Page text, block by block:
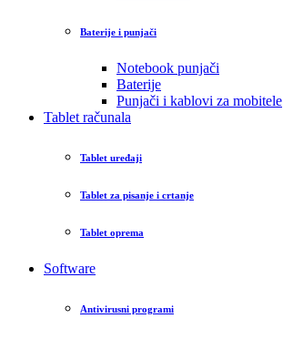
Baterije i punjači
Notebook punjači
Baterije
Punjači i kablovi za mobitele
Tablet računala
Tablet uređaji
Tablet za pisanje i crtanje
Tablet oprema
Software
Antivirusni programi